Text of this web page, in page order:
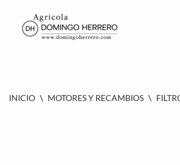
SALTAR
INICIO \ MOTORES Y RECAMBIOS \